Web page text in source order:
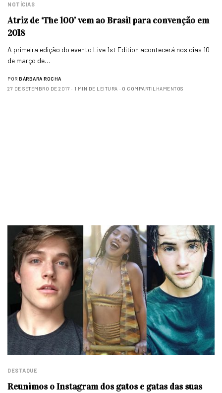
NOTÍCIAS
Atriz de ‘The 100’ vem ao Brasil para convenção em
2018
A primeira edição do evento Live 1st Edition acontecerá nos dias 10
de março de…
POR BÁRBARA ROCHA
27 DE SETEMBRO DE 2017
1 MIN DE LEITURA 0 COMPARTILHAMENTOS
DESTAQUE
Reunimos o Instagram dos gatos e gatas das suas